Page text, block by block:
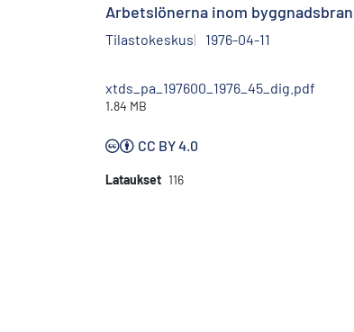
Arbetslönerna inom
Tilastokeskus 1976-04-11
xtds_pa_197600_1976_45_dig.pdf
1.84 MB
CC BY 4.0
Lataukset 116